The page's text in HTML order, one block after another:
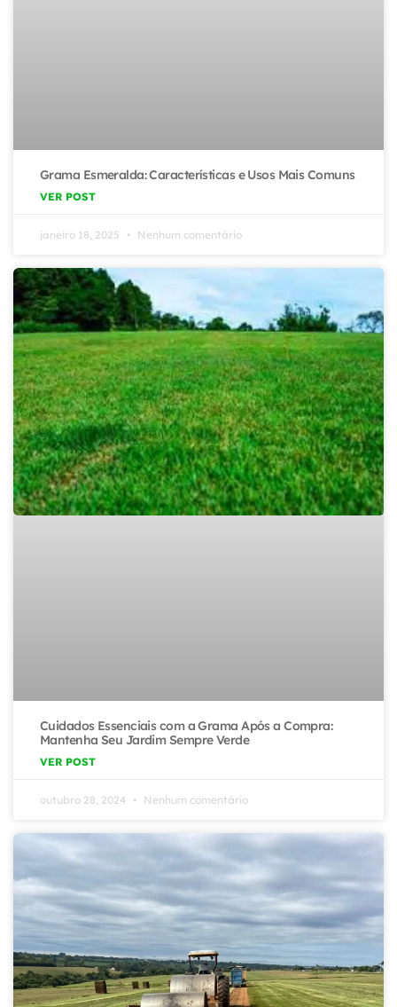
Grama Esmeralda: Características e Usos Mais Comuns
VER POST
janeiro 18, 2025 Nenhum comentário
Cuidados Essenciais com a Grama Após a Compra:
Mantenha Seu Jardim Sempre Verde
VER POST
outubro 28, 2024 Nenhum comentário